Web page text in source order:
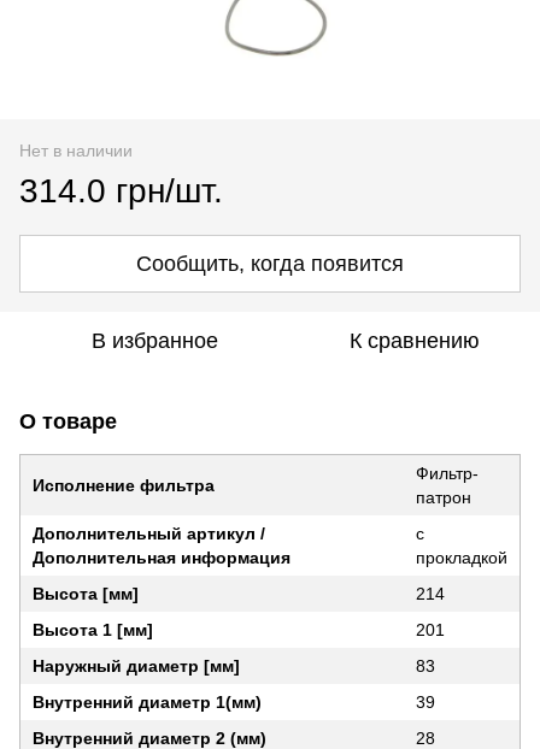
Нет в наличии
314.0 грн/шт.
Сообщить, когда появится
В избранное К сравнению
О товаре
Исполнение фильтра
Фильтр-
патрон
Дополнительный артикул /
Дополнительная информация
с
прокладкой
Высота [мм]
214
Высота 1 [мм]
201
Наружный диаметр [мм]
83
Внутренний диаметр 1(мм)
39
Внутренний диаметр 2 (мм)
28